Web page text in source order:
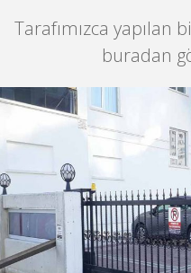
Tarafımızca yapılan
buradan